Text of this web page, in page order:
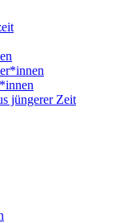
jüngerer Zeit